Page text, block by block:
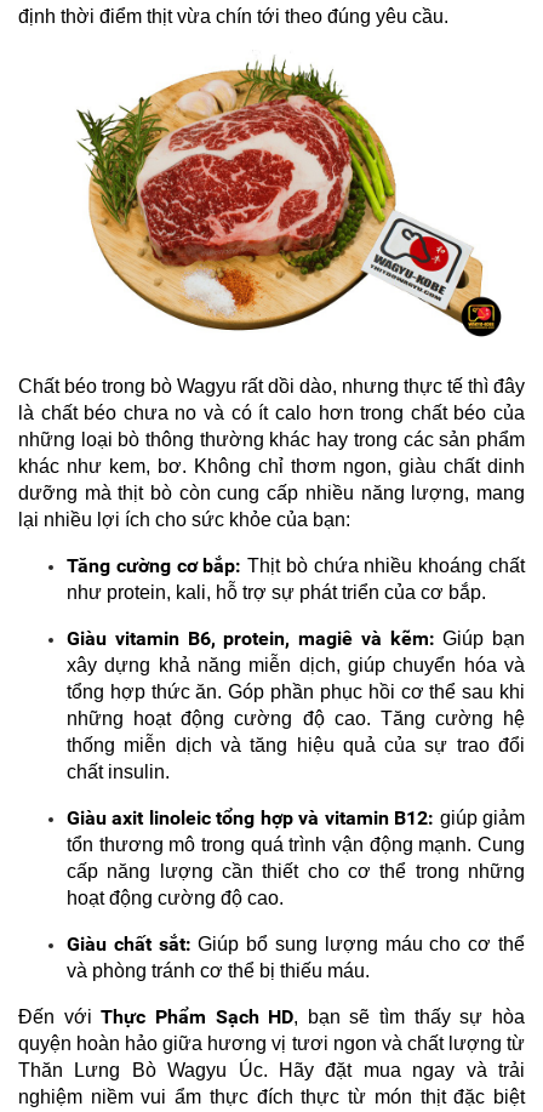
định thời điểm thịt vừa chín tới theo đúng yêu cầu.
Chất béo trong bò Wagyu rất dồi dào, nhưng thực tế thì đây
là chất béo chưa no và có ít calo hơn trong chất béo của
những loại bò thông thường khác hay trong các sản phẩm
khác như kem, bơ. Không chỉ thơm ngon, giàu chất dinh
dưỡng mà thịt bò còn cung cấp nhiều năng lượng, mang
lại nhiều lợi ích cho sức khỏe của bạn:
Tăng cường cơ bắp: Thịt bò chứa nhiều khoáng chất
như protein, kali, hỗ trợ sự phát triển của cơ bắp.
Giàu vitamin B6, protein, magiê và kẽm: Giúp bạn
xây dựng khả năng miễn dịch, giúp chuyển hóa và
tổng hợp thức ăn. Góp phần phục hồi cơ thể sau khi
những hoạt động cường độ cao. Tăng cường hệ
thống miễn dịch và tăng hiệu quả của sự trao đổi
chất insulin.
Giàu axit linoleic tổng hợp và vitamin B12: giúp giảm
tổn thương mô trong quá trình vận động mạnh. Cung
cấp năng lượng cần thiết cho cơ thể trong những
hoạt động cường độ cao.
Giàu chất sắt: Giúp bổ sung lượng máu cho cơ thể
và phòng tránh cơ thể bị thiếu máu.
Đến với Thực Phẩm Sạch HD, bạn sẽ tìm thấy sự hòa
quyện hoàn hảo giữa hương vị tươi ngon và chất lượng từ
Thăn Lưng Bò Wagyu Úc. Hãy đặt mua ngay và trải
nghiệm niềm vui ẩm thực đích thực từ món thịt đặc biệt